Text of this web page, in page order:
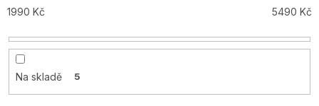
r
o
d
u
t
1990 Kč 5490 Kč
Na skladě 5